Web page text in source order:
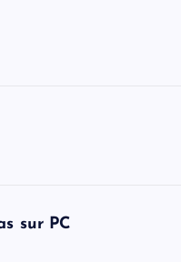
sur PC